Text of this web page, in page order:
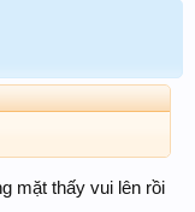
mặt thấy vui lên rồi